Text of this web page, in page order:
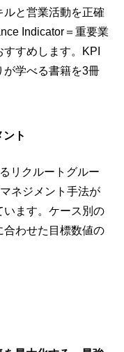
と営業活動を正確
Indicator＝重要業
すめします。KPI
が学べる書籍を3冊
ト
リクルートグルー
ネジメント手法が
います。ケース別の
合わせた目標数値の